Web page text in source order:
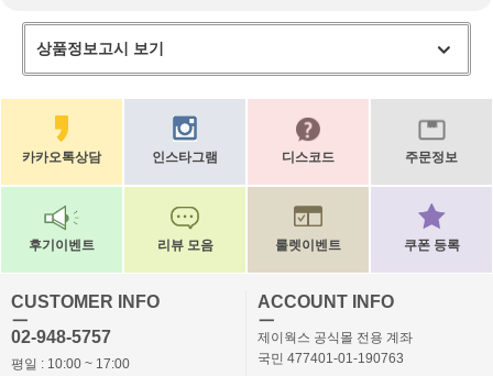
상품정보고시 보기
카카오톡상담 인스타그램 디스코드 주문정보
후기이벤트 리뷰 모음 룰렛이벤트 쿠폰 등록
CUSTOMER INFO
ㅡ
02-948-5757
평일 : 10:00 ~ 17:00
ACCOUNT INFO
ㅡ
제이웍스 공식몰 전용 계좌
국민 477401-01-190763